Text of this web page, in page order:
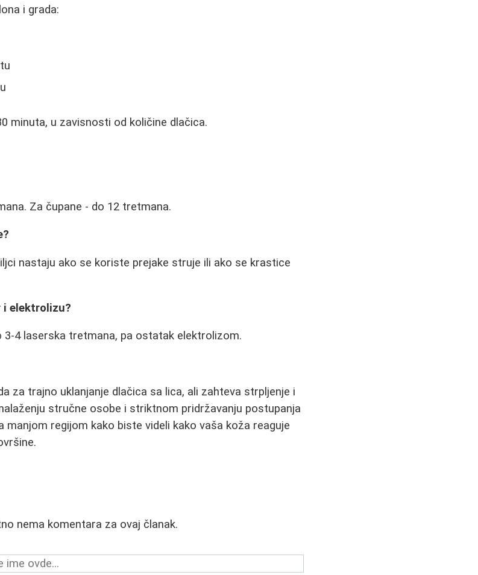
i grada:
minuta, u zavisnosti od količine dlačica.
Za čupane - do 12 tretmana.
nastaju ako se koriste prejake struje ili ako se krastice
i elektrolizu?
3-4 laserska tretmana, pa ostatak elektrolizom.
za trajno uklanjanje dlačica sa lica, ali zahteva strpljenje i
stručne osobe i striktnom pridržavanju postupanja
manjom regijom kako biste videli kako vaša koža reaguje
nema komentara za ovaj članak.